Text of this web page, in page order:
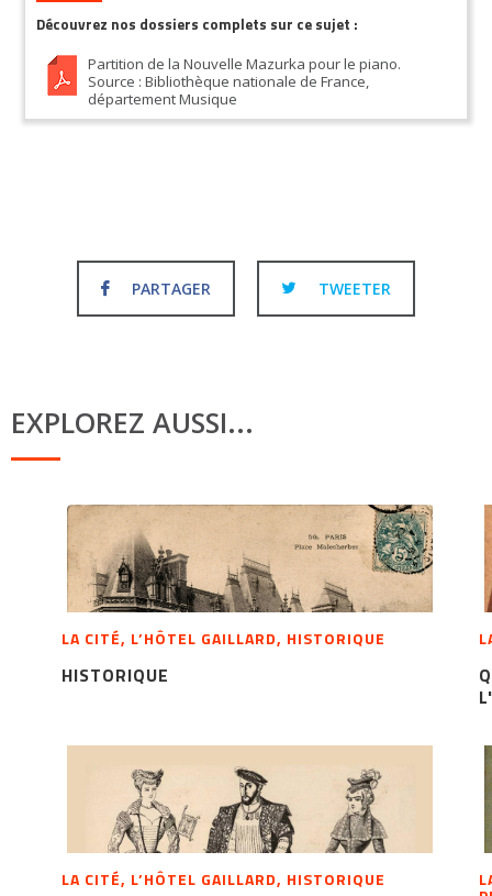
Découvrez nos dossiers complets sur ce sujet :
Partition de la Nouvelle Mazurka pour le piano.
Source : Bibliothèque nationale de France,
département Musique
PARTAGER TWEETER
EXPLOREZ AUSSI...
LA CITÉ, L’HÔTEL GAILLARD, HISTORIQUE
HISTORIQUE
LA CITÉ, L’HÔTEL GAILLARD, HISTORIQUE